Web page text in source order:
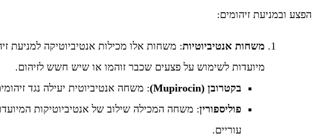
הפצע ובמניעת זיהומים:
משחות אנטיביוטיות: משחות אלו מכילות אנטיביוטיקה למניעת
מיועדות לשימוש על פצעים שכבר זוהמו או שיש חשש לזיהום.
בקטרובן (Mupirocin)
: משחה אנטיביוטית יעילה נגד
פוליספורין: משחה המכילה שילוב של אנטיביוטיקות
עוריים.